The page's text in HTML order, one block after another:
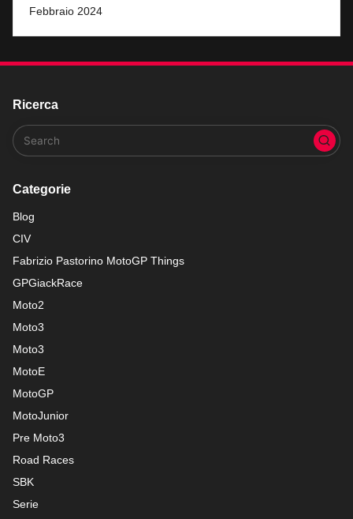
Febbraio 2024
Ricerca
Categorie
Blog
CIV
Fabrizio Pastorino MotoGP Things
GPGiackRace
Moto2
Moto3
Moto3
MotoE
MotoGP
MotoJunior
Pre Moto3
Road Races
SBK
Serie